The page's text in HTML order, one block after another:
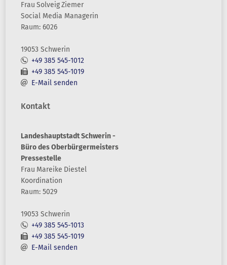
Frau SolveigZiemer
Social Media Managerin
Raum: 6026
19053 Schwerin
+49 385 545-1012
+49 385 545-1019
E-Mail senden
Kontakt
Landeshauptstadt Schwerin -
Büro des Oberbürgermeisters
Pressestelle
Frau Mareike Diestel
Koordination
Raum: 5029
19053 Schwerin
+49 385 545-1013
+49 385 545-1019
E-Mail senden